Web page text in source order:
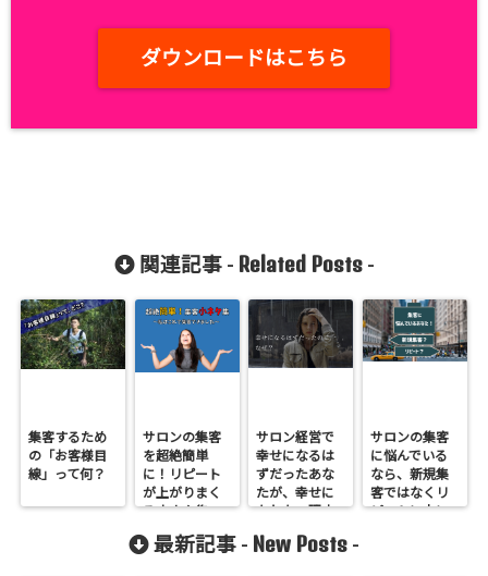
ダウンロードはこちら
関連記事 - Related Posts-
集客するため
の「お客様目
線」って何？
サロンの集客
を超絶簡単
に！リピート
が上がりまく
る小ネタ集
サロン経営で
幸せになるは
ずだったあな
たが、幸せに
なれない理由
サロンの集客
に悩んでいる
なら、新規集
客ではなくリ
ピートに力に
最新記事 - New Posts -